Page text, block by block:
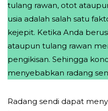
tulang rawan, otot
usia adalah salah satu
kejepit. Ketika Anda
ataupun tulang rawan
pengikisan. Sehingga
menyebabkan radang
Radang sendi dapat